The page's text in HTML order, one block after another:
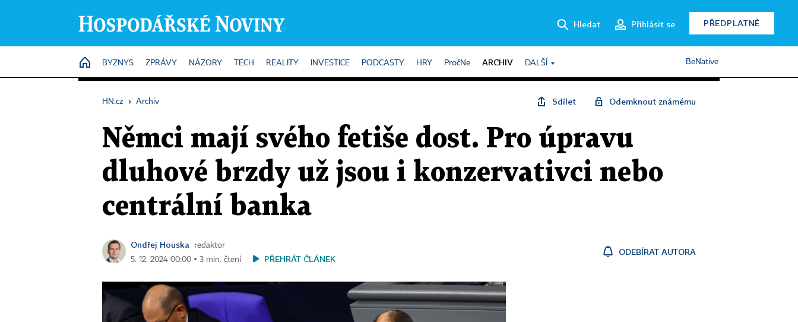
Hledat Přihlásit se PŘEDPLATNÉ
HOME
BYZNYS ZPRÁVY NÁZORY TECH REALITY INVESTICE PODCASTY HRY PročNe ARCHIV DALŠÍ BeNative
HN.cz › Archiv Sdílet Odemknout známému
Němci mají svého fetiše dost. Pro úpravu
dluhové brzdy už jsou i konzervativci nebo
centrální banka
Ondřej Houska
redaktor
5. 12. 2024 00:00 ▪ 3 min. čtení
PŘEHRÁT ČLÁNEK
ODEBÍRAT AUTORA